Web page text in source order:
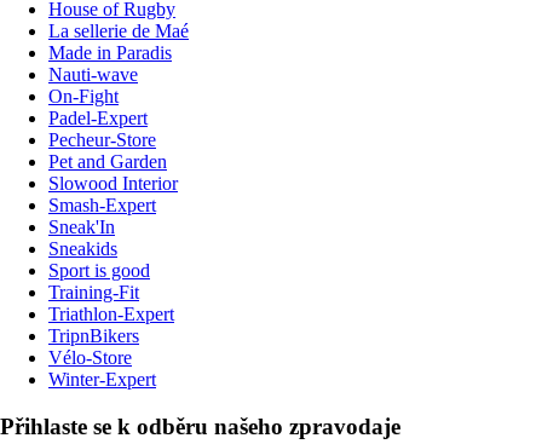
House of Rugby
La sellerie de Maé
Made in Paradis
Nauti-wave
On-Fight
Padel-Expert
Pecheur-Store
Pet and Garden
Slowood Interior
Smash-Expert
Sneak'In
Sneakids
Sport is good
Training-Fit
Triathlon-Expert
TripnBikers
Vélo-Store
Winter-Expert
Přihlaste se k odběru našeho zpravodaje